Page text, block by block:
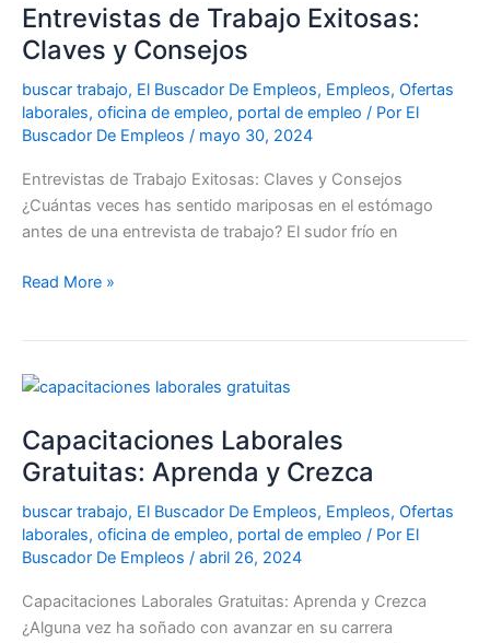
Entrevistas de Trabajo Exitosas:
Claves y Consejos
buscar trabajo, El Buscador De Empleos, Empleos, Ofertas
laborales, oficina de empleo, portal de empleo / Por El
Buscador De Empleos / mayo 30, 2024
Entrevistas de Trabajo Exitosas: Claves y Consejos
¿Cuántas veces has sentido mariposas en el estómago
antes de una entrevista de trabajo? El sudor frío en
Trabajo
Exitosas:
y
Consejos
Read More »
Capacitaciones Laborales
Gratuitas: Aprenda y Crezca
buscar trabajo, El Buscador De Empleos, Empleos, Ofertas
laborales, oficina de empleo, portal de empleo / Por El
Buscador De Empleos / abril 26, 2024
Capacitaciones Laborales Gratuitas: Aprenda y Crezca
¿Alguna vez ha soñado con avanzar en su carrera
Capacitaciones
Gratuitas:
Aprenda
Crezca